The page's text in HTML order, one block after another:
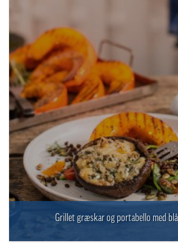
Grillet græskar og portabello med